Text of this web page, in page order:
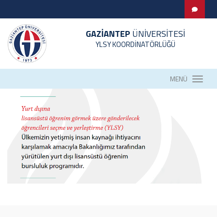
GAZİANTEP ÜNİVERSİTESİ
YLSY KOORDİNATÖRLÜĞÜ
MENÜ